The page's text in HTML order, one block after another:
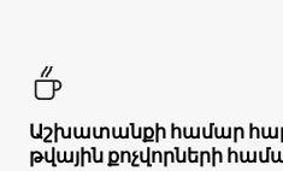
Աշխատանքի համար
թվային քոչվորների